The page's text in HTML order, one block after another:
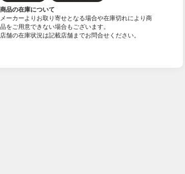
商品の在庫について
メーカーよりお取り寄せとなる場合や在庫切れにより商
品をご用意できない場合もございます。
店舗の在庫状況は記載店舗までお問合せください。